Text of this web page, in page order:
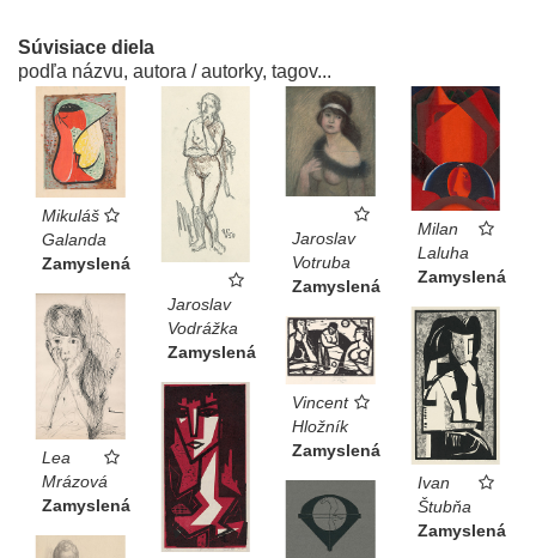
Súvisiace diela
podľa názvu, autora / autorky, tagov...
Mikuláš
Galanda
Zamyslená
Jaroslav
Vodrážka
Zamyslená
Jaroslav
Votruba
Zamyslená
Milan
Laluha
Zamyslená
Lea
Mrázová
Zamyslená
Ivan
Štubňa
Zamyslená
Vincent
Hložník
Zamyslená